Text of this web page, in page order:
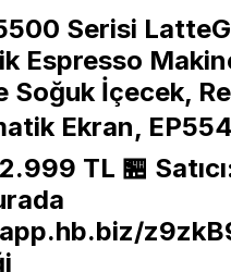
Serisi
Espresso
Soğuk İçecek,
Ekran,
TL 🏪